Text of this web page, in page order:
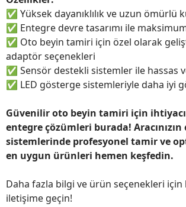
✅ Yüksek dayanıklılık ve uzun ömürlü
✅ Entegre devre tasarımı ile
✅ Oto beyin tamiri için özel olarak
adaptör seçenekleri
✅ Sensör destekli sistemler ile hassas
✅ LED gösterge sistemleriyle daha iyi
Güvenilir oto beyin tamiri için
entegre çözümleri burada!
sistemlerinde profesyonel tamir ve
en uygun ürünleri hemen keşfedin.
Daha fazla bilgi ve ürün seçenekleri
iletişime geçin!